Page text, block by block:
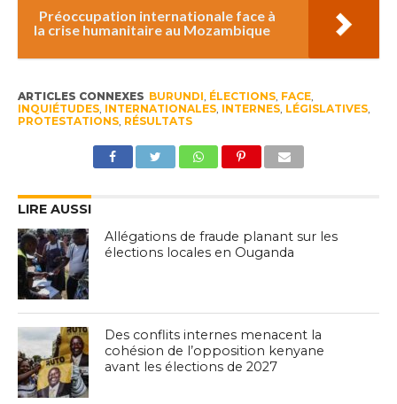
Préoccupation internationale face à
la crise humanitaire au Mozambique
ARTICLES CONNEXES BURUNDI, ÉLECTIONS, FACE,
INQUIÉTUDES, INTERNATIONALES, INTERNES, LÉGISLATIVES,
PROTESTATIONS, RÉSULTATS
LIRE AUSSI
Allégations de fraude planant sur les
élections locales en Ouganda
Des conflits internes menacent la
cohésion de l’opposition kenyane
avant les élections de 2027